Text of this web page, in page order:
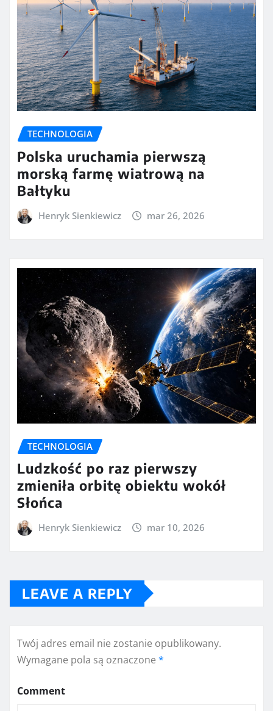
TECHNOLOGIA
Polska uruchamia pierwszą
morską farmę wiatrową na
Bałtyku
Henryk Sienkiewicz mar 26, 2026
TECHNOLOGIA
Ludzkość po raz pierwszy
zmieniła orbitę obiektu wokół
Słońca
Henryk Sienkiewicz mar 10, 2026
LEAVE A REPLY
Twój adres email nie zostanie opublikowany.
Wymagane pola są oznaczone *
Comment